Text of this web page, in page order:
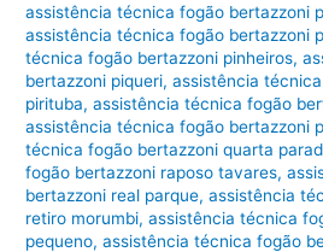
assistência técnica fogão bertazzoni
assistência técnica fogão bertazzoni
técnica fogão bertazzoni pinheiros,
bertazzoni piqueri,assistência
pirituba,assistência técnica fogão
assistência técnica fogão bertazzoni
técnica fogão bertazzoni quarta
fogão bertazzoni raposo tavares,
bertazzoni real parque,assistência
retiro morumbi,assistência técnica
pequeno,assistência técnica fogão